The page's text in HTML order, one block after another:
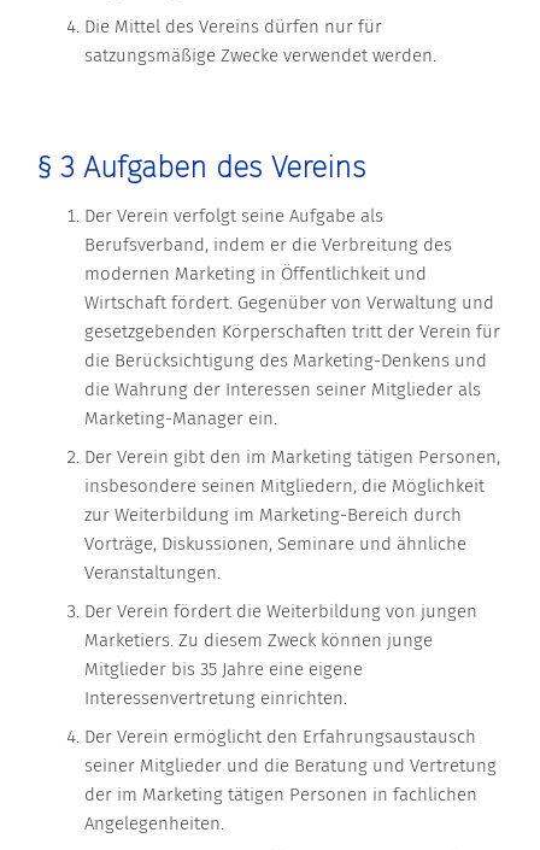
Die Mittel des Vereins dürfen nur für
satzungsmäßige Zwecke verwendet werden.
§ 3 Aufgaben des Vereins
Der Verein verfolgt seine Aufgabe als
Berufsverband, indem er die Verbreitung des
modernen Marketing in Öffentlichkeit und
Wirtschaft fördert. Gegenüber von Verwaltung und
gesetzgebenden Körperschaften tritt der Verein für
die Berücksichtigung des Marketing-Denkens und
die Wahrung der Interessen seiner Mitglieder als
Marketing-Manager ein.
Der Verein gibt den im Marketing tätigen Personen,
insbesondere seinen Mitgliedern, die Möglichkeit
zur Weiterbildung im Marketing-Bereich durch
Vorträge, Diskussionen, Seminare und ähnliche
Veranstaltungen.
Der Verein fördert die Weiterbildung von jungen
Marketiers. Zu diesem Zweck können junge
Mitglieder bis 35 Jahre eine eigene
Interessenvertretung einrichten.
Der Verein ermöglicht den Erfahrungsaustausch
seiner Mitglieder und die Beratung und Vertretung
der im Marketing tätigen Personen in fachlichen
Angelegenheiten.